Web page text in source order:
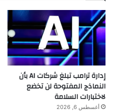
إدارة ترامب تبلغ شركات AI بأن
النماذج المفتوحة لن تخضع
لاختبارات السلامة
أغسطس 6, 2026